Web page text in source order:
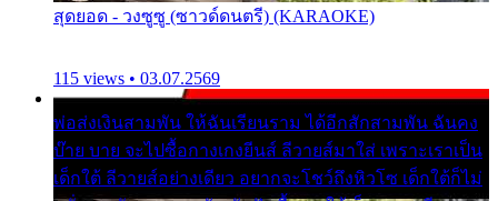
สุดยอด - วงซูซู (ซาวด์ดนตรี) (KARAOKE)
115 views • 03.07.2569
พ่อส่งเงินสามพัน ให้ฉันเรียนราม ได้อีกสักสามพัน ฉันคง
บ๊าย บาย จะไปซื้อกางเกงยีนส์ ลีวายส์มาใส่ เพราะเราเป็น
เด็กใต้ ลีวายส์อย่างเดียว อยากจะโชว์ถึงหิวโซ เด็กใต้ก็ไม่